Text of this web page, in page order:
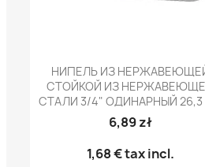
Jaki
Быстрый просмотр
НИПЕЛЬ ИЗ
СТОЙКОЙ ИЗ
СТАЛИ 3/4" ОДИНАРНЫЙ
6,89 zł
1,68 €tax incl.